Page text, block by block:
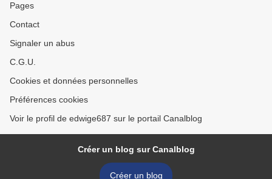
Pages
Contact
Signaler un abus
C.G.U.
Cookies et données personnelles
Préférences cookies
Voir le profil de edwige687 sur le portail Canalblog
Créer un blog sur Canalblog
Créer un blog